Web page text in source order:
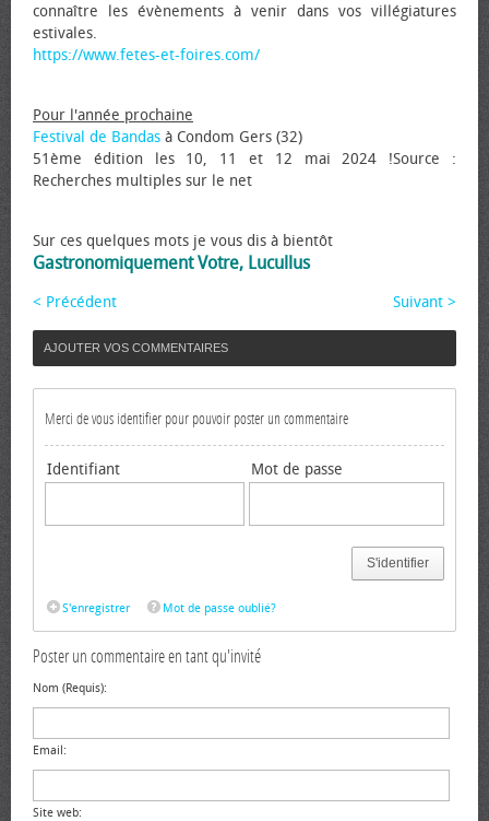
connaître les évènements à venir dans vos villégiatures
estivales.
https://www.fetes-et-foires.com/
Pour l'année prochaine
Festival de Bandas à Condom Gers (32)
51ème édition les 10, 11 et 12 mai 2024 !Source :
Recherches multiples sur le net
Sur ces quelques mots je vous dis à bientôt
Gastronomiquement Votre, Lucullus
< Précédent Suivant >
AJOUTER VOS COMMENTAIRES
Merci de vous identifier pour pouvoir poster un commentaire
Identifiant Mot de passe
S'identifier
S'enregistrer Mot de passe oublié?
Poster un commentaire en tant qu'invité
Nom (Requis):
Email:
Site web: